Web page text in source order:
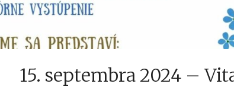
15. septembra 2024 –